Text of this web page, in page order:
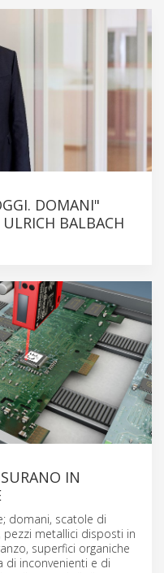
DOMANI"
BALBACH
IN
domani, scatole di
pezzi metallici disposti in
superfici organiche
di inconvenienti e di